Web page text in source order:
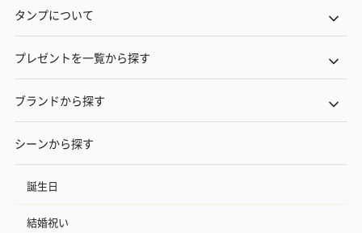
タンプについて
プレゼントを一覧から探す
ブランドから探す
シーンから探す
誕生日
結婚祝い